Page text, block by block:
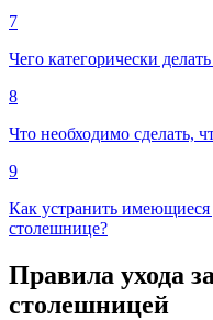
7
Чего категорически делать
8
Что необходимо сделать,
9
Как устранить
столешнице?
Правила ухода
столешницей